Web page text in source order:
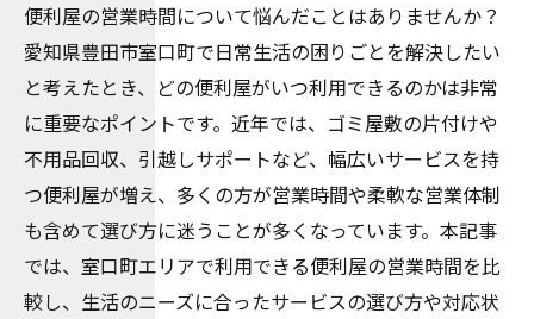
便利屋の営業時間について悩んだことはありませんか？
愛知県豊田市室口町で日常生活の困りごとを解決したい
と考えたとき、どの便利屋がいつ利用できるのかは非常
に重要なポイントです。近年では、ゴミ屋敷の片付けや
不用品回収、引越しサポートなど、幅広いサービスを持
つ便利屋が増え、多くの方が営業時間や柔軟な営業体制
も含めて選び方に迷うことが多くなっています。本記事
では、室口町エリアで利用できる便利屋の営業時間を比
較し、生活のニーズに合ったサービスの選び方や対応状